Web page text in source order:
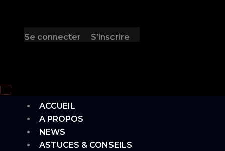
Se connecter S’inscrire
Hamburger Toggle Menu
ACCUEIL
A PROPOS
NEWS
ASTUCES & CONSEILS